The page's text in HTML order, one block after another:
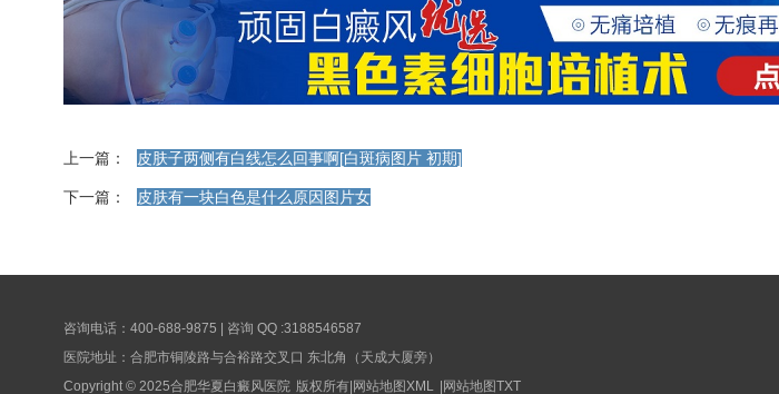
上一篇： 皮肤子两侧有白线怎么回事啊[白斑病图片 初期]
下一篇： 皮肤有一块白色是什么原因图片女
咨询电话：400-688-9875 | 咨询 QQ :3188546587
医院地址：合肥市铜陵路与合裕路交叉口 东北角（天成大厦旁）
Copyright © 2025合肥华夏白癜风医院 版权所有| 网站地图XML 网站地图TXT